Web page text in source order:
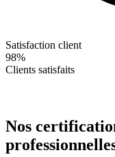
Satisfaction client
98%
Clients satisfaits
Nos